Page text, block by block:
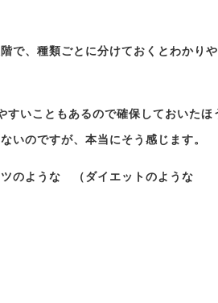
で、種類ごとに分けておくとわかりや
すいこともあるので確保しておいたほ
いのですが、本当にそう感じます。
のような （ダイエットのような